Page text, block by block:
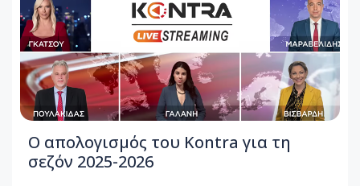
Ο απολογισμός του Kontra για τη
σεζόν 2025-2026